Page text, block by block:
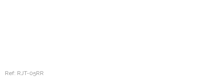
Ref: RJT-05RR